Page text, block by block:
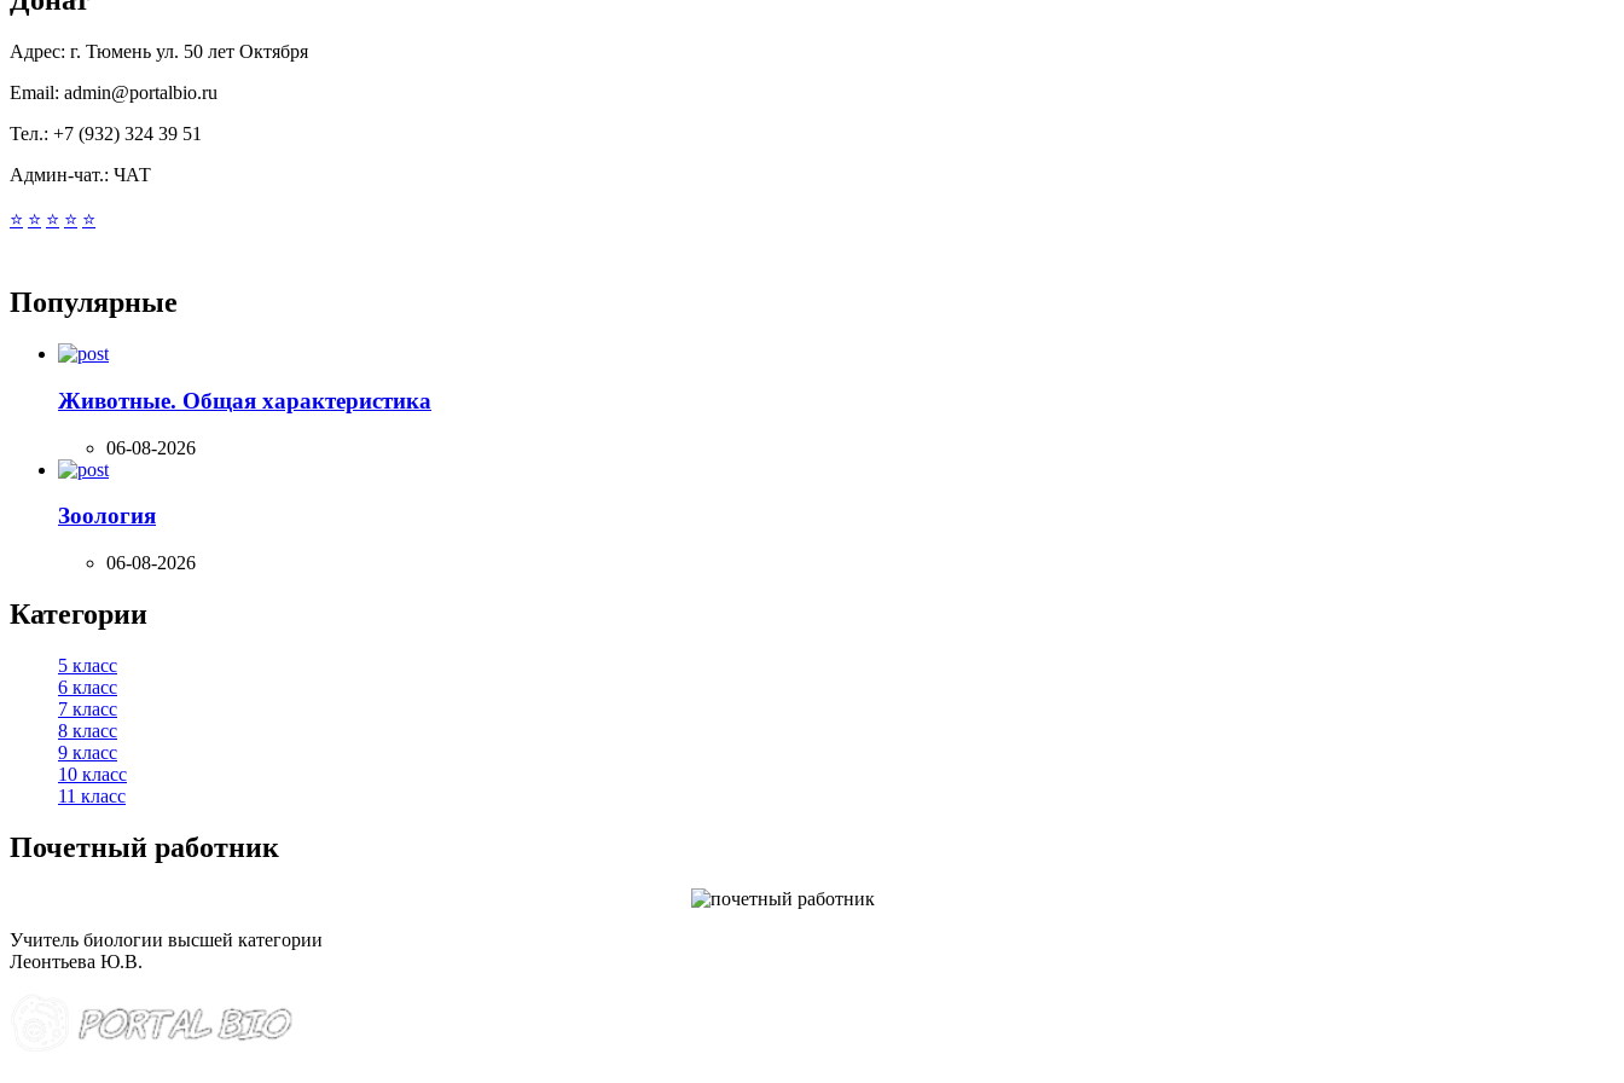
Адрес: г. Тюмень ул. 50 лет Октября
Email: admin@portalbio.ru
Тел.: +7 (932) 324 39 51
Админ-чат.: ЧАТ
⭐ ⭐ ⭐ ⭐ ⭐
Популярные
Животные. Общая характеристика
06-08-2026
Зоология
06-08-2026
Категории
5 класс
6 класс
7 класс
8 класс
9 класс
10 класс
11 класс
Почетный работник
Учитель биологии высшей категории
Леонтьева Ю.В.